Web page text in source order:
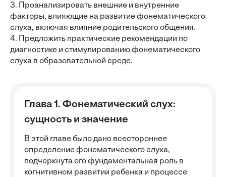
3. Проанализировать внешние и внутренние
факторы, влияющие на развитие фонематического
слуха, включая влияние родительского общения.
4. Предложить практические рекомендации по
диагностике и стимулированию фонематического
слуха в образовательной среде.
Глава 1. Фонематический слух:
сущность и значение
В этой главе было дано всестороннее
определение фонематического слуха,
подчеркнута его фундаментальная роль в
когнитивном развитии ребенка и процессе